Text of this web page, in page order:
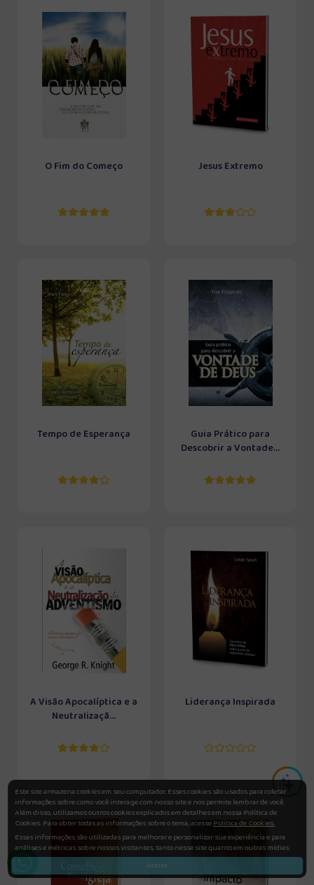
O Fim do Começo Jesus Extremo
Tempo de Esperança
Guia Prático para
Descobrir a Vontade...
A Visão Apocalíptica e a
Neutralizaçã...
Liderança Inspirada
Este site armazena cookies em seu computador. Esses cookies são usados para coletar
informações sobre como você interage com nosso site e nos permite lembrar de você.
Além disso, utilizamos outros cookies explicados em detalhes em nossa Política de
Cookies. Para obter todas as informações sobre o tema, acessePolítica de Cookies.
Essas informações são utilizadas para melhorar e personalizar sua experiência e para
análises e métricas sobre nossos visitantes, tanto nesse site quanto em outras mídias.
Aceito